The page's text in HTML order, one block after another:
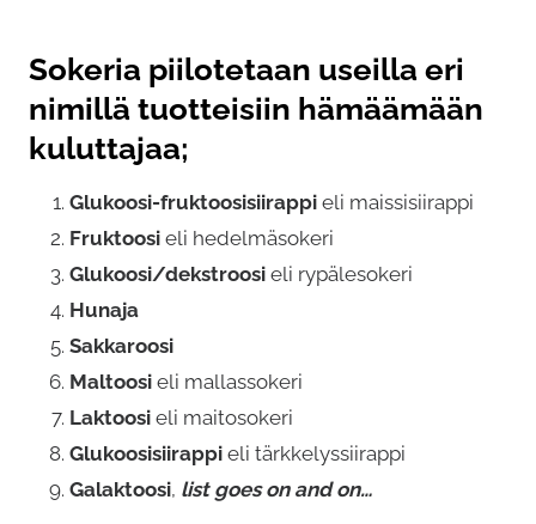
Sokeria piilotetaan useilla eri
nimillä tuotteisiin hämäämään
kuluttajaa;
Glukoosi-fruktoosisiirappi eli maissisiirappi
Fruktoosi eli hedelmäsokeri
Glukoosi/dekstroosi eli rypälesokeri
Hunaja
Sakkaroosi
Maltoosi eli mallassokeri
Laktoosi eli maitosokeri
Glukoosisiirappi eli tärkkelyssiirappi
Galaktoosi, list goes on and on…